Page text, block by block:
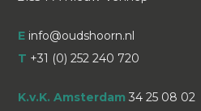
E info@oudshoorn.nl
T +31 (0) 252 240 720
K.v.K. Amsterdam 34 25 08 02